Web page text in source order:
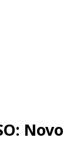
Novo